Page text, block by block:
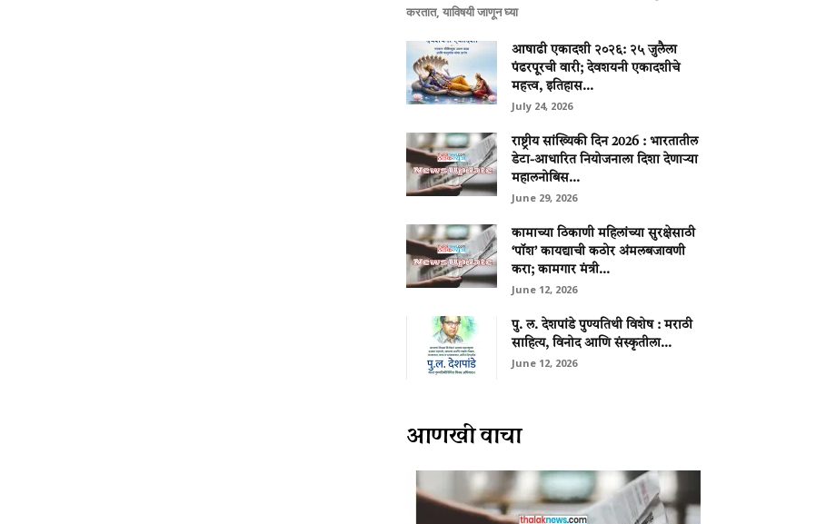
करतात, याविषयी जाणून घ्या
आषाढी एकादशी २०२६: २५ जुलैला
पंढरपूरची वारी; देवशयनी एकादशीचे
महत्त्व, इतिहास...
July 24, 2026
राष्ट्रीय सांख्यिकी दिन 2026 : भारतातील
डेटा-आधारित नियोजनाला दिशा देणाऱ्या
महालनोबिस...
June 29, 2026
कामाच्या ठिकाणी महिलांच्या सुरक्षेसाठी
‘पॉश’ कायद्याची कठोर अंमलबजावणी
करा; कामगार मंत्री...
June 12, 2026
पु. ल. देशपांडे पुण्यतिथी विशेष : मराठी
साहित्य, विनोद आणि संस्कृतीला...
June 12, 2026
आणखी वाचा